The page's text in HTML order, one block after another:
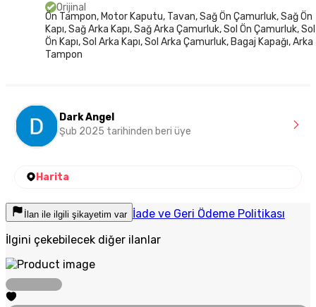
Orijinal
Ön Tampon, Motor Kaputu, Tavan, Sağ Ön Çamurluk, Sağ Ön
Kapı, Sağ Arka Kapı, Sağ Arka Çamurluk, Sol Ön Çamurluk, Sol
Ön Kapı, Sol Arka Kapı, Sol Arka Çamurluk, Bagaj Kapağı, Arka
Tampon
Dark Angel
Şub 2025 tarihinden beri üye
Harita
İlan ile ilgili şikayetim var İade ve Geri Ödeme Politikası
İlgini çekebilecek diğer ilanlar